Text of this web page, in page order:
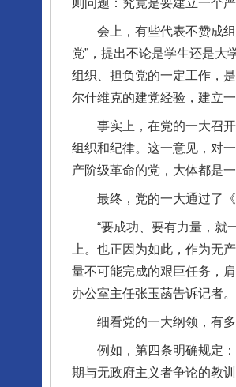
则问题：究竟是要建立一个
会上，有些代表不赞成组
党”，提出不论是学生还是大
组织、担负党的一定工作，
尔什维克的建党经验，建立
事实上，在党的一大召开
组织和纪律。这一意见，对
产阶级革命的党，大体都是
最终，党的一大通过了《
“要成功、要有力量，就一
上。也正因为如此，作为无
量不可能完成的艰巨任务，
办公室主任张玉菡告诉记者。
细看党的一大纲领，有
例如，第四条明确规定：“
期与无政府主义者争论的教